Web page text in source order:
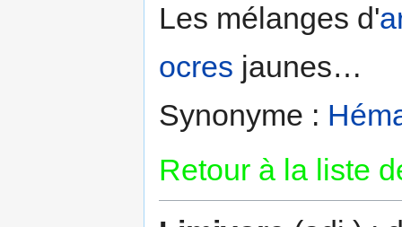
Les mélanges d'
ocres jaunes…
Synonyme :
Retour à la liste